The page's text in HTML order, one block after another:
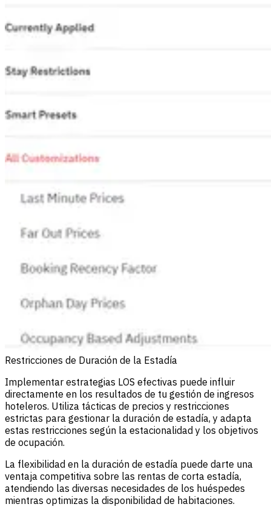
Restricciones de Duración de la Estadía
Implementar estrategias LOS efectivas puede influir
directamente en los resultados de tu gestión de ingresos
hoteleros. Utiliza tácticas de precios y restricciones
estrictas para gestionar la duración de estadía, y adapta
estas restricciones según la estacionalidad y los objetivos
de ocupación.
La flexibilidad en la duración de estadía puede darte una
ventaja competitiva sobre las rentas de corta estadía,
atendiendo las diversas necesidades de los huéspedes
mientras optimizas la disponibilidad de habitaciones.